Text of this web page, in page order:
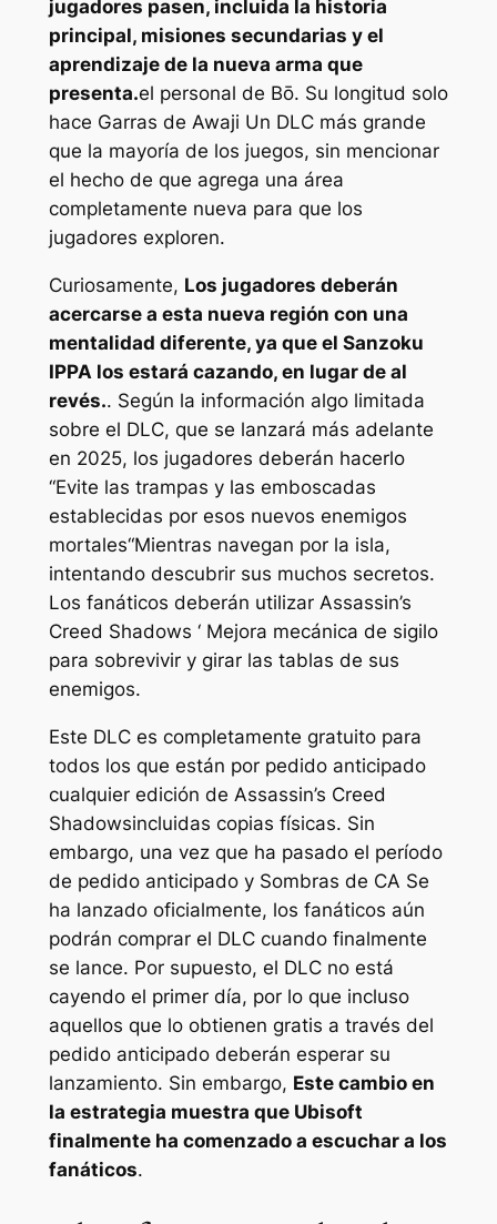
jugadores pasen, incluida la historia
principal, misiones secundarias y el
aprendizaje de la nueva arma que
presenta.el personal de Bō. Su longitud solo
hace Garras de Awaji Un DLC más grande
que la mayoría de los juegos, sin mencionar
el hecho de que agrega una área
completamente nueva para que los
jugadores exploren.
Curiosamente, Los jugadores deberán
acercarse a esta nueva región con una
mentalidad diferente, ya que el Sanzoku
IPPA los estará cazando, en lugar de al
revés.. Según la información algo limitada
sobre el DLC, que se lanzará más adelante
en 2025, los jugadores deberán hacerlo
“Evite las trampas y las emboscadas
establecidas por esos nuevos enemigos
mortales“Mientras navegan por la isla,
intentando descubrir sus muchos secretos.
Los fanáticos deberán utilizar Assassin’s
Creed Shadows ‘ Mejora mecánica de sigilo
para sobrevivir y girar las tablas de sus
enemigos.
Este DLC es completamente gratuito para
todos los que están por pedido anticipado
cualquier edición de Assassin’s Creed
Shadowsincluidas copias físicas. Sin
embargo, una vez que ha pasado el período
de pedido anticipado y Sombras de CA Se
ha lanzado oficialmente, los fanáticos aún
podrán comprar el DLC cuando finalmente
se lance. Por supuesto, el DLC no está
cayendo el primer día, por lo que incluso
aquellos que lo obtienen gratis a través del
pedido anticipado deberán esperar su
lanzamiento. Sin embargo, Este cambio en
la estrategia muestra que Ubisoft
finalmente ha comenzado a escuchar a los
fanáticos.